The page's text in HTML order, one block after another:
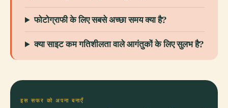
फोटोग्राफी के लिए सबसे अच्छा समय क्या है?
क्या साइट कम गतिशीलता वाले आगंतुकों के लिए सुलभ है?
इस सफर को अपना बनाएँ